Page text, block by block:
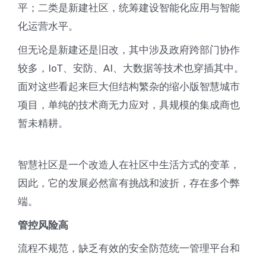
平；二类是新建社区，统筹建设智能化应用与智能
化运营水平。
但无论是新建还是旧改，其中涉及政府跨部门协作
较多，IoT、安防、AI、大数据等技术也穿插其中。
面对这些看起来巨大但结构繁杂的缩小版智慧城市
项目，单纯的技术商无力应对，具规模的集成商也
暂未精耕。
智慧社区是一个改造人在社区中生活方式的变革，
因此，它的发展必然富有挑战和波折，存在多个弊
端。
管控风险高
流程不规范，缺乏有效的安全防范统一管理平台和